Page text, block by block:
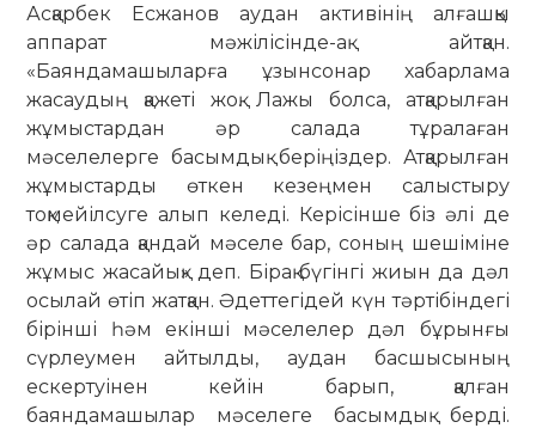
Асқарбек Есжанов аудан активінің алғашқы
аппарат мәжілісінде-ақ айтқан.
«Баяндамашыларға ұзынсонар хабарлама
жасаудың қажеті жоқ. Лажы болса, атқарылған
жұмыстардан әр са­лада тұралаған
мәселелерге басымдық беріңіздер. Атқарылған
жұмыстарды өткен кезеңмен салыстыру
тоқмейілсуге алып келеді. Керісінше біз әлі де
әр салада қандай мәселе бар, соның шешіміне
жұмыс жасайық» деп. Бірақ бүгінгі жиын да дәл
осылай өтіп жатқан. Әдеттегідей күн тәртібіндегі
бірінші һәм екінші мәселелер дәл бұрынғы
сүрлеумен айтылды, аудан басшысының
ескертуінен кейін барып, қалған
баяндамашылар мәселеге басымдық берді.